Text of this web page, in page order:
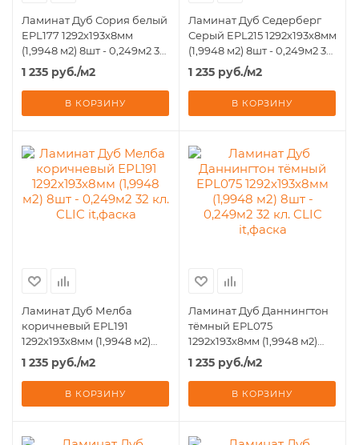
Ламинат Дуб Сория белый
EPL177 1292х193х8мм
(1,9948 м2) 8шт - 0,249м2 32
кл. CLIC it,фаска
1 235 руб./м2
В КОРЗИНУ
Ламинат Дуб Седерберг
Серый EPL215 1292х193х8мм
(1,9948 м2) 8шт - 0,249м2 32
кл. CLIC it,фаска
1 235 руб./м2
В КОРЗИНУ
Ламинат Дуб Мелба
коричневый EPL191
1292х193х8мм (1,9948 м2)
8шт - 0,249м2 32 кл. CLIC
it,фаска
1 235 руб./м2
В КОРЗИНУ
Ламинат Дуб Даннингтон
тёмный EPL075
1292х193х8мм (1,9948 м2)
8шт - 0,249м2 32 кл. CLIC
it,фаска
1 235 руб./м2
В КОРЗИНУ